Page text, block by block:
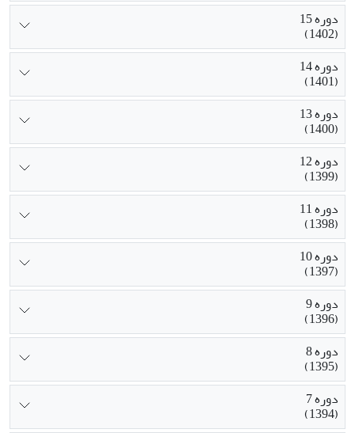
دوره 15
(1402)
دوره 14
(1401)
دوره 13
(1400)
دوره 12
(1399)
دوره 11
(1398)
دوره 10
(1397)
دوره 9
(1396)
دوره 8
(1395)
دوره 7
(1394)